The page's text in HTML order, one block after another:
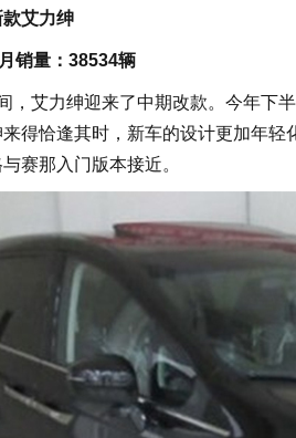
艾力绅
量：38534辆
艾力绅迎来了中期改款。今年下半
得恰逢其时，新车的设计更加年
赛那入门版本接近。